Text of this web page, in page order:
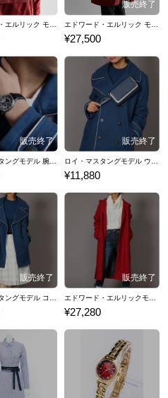
エドワード・エルリック モデル バックパック 鋼の錬金術師 エドワード・エルリック モデル アウター 鋼の錬金術師
¥27,500
ロイ・マスタングモデル 腕時計 鋼の錬金術師
¥11,880
¥27,280